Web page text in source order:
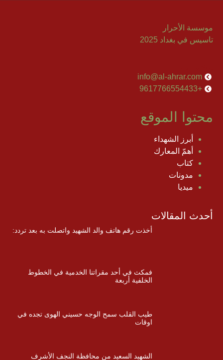
موسسة الأحرار
تاسيس في بغداد 2025
info@al-ahrar.com
+9617766554433
محتوا الموقع
أبرز الشهداء
أهمّ المعارك
كتاب
مدونات
ميديا
أحدث المقالات
أخذت رقم هاتف والد الشهيد واتصلت به بعد تردد:
فمكث في أحد مقراتنا الخدمية في الخطوط
الخلفية أربعة
طيب القلب سمح الوجه حسيني الهوى تجده في
اوقات
الشهيد السعيد من محافظة النجف الأشرف